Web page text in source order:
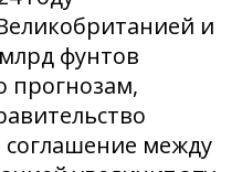
и
фунтов
прогнозам,
соглашение между